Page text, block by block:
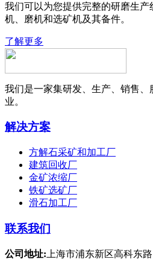
我们可以为您提供完整的研磨生
机、磨机和选矿机及其备件。
了解更多
我们是一家集研发、生产、销售
业。
解决方案
方解石采矿和加工厂
建筑回收厂
金矿浓缩厂
铁矿选矿厂
滑石加工厂
联系我们
公司地址: 上海市浦东新区高科东